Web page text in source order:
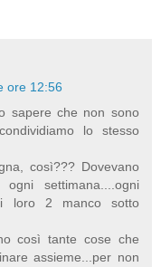
ore 12:56
sapere che non sono
lo stesso
così??? Dovevano
settimana....ogni
loro 2 manco sotto
così tante cose che
assieme...per non